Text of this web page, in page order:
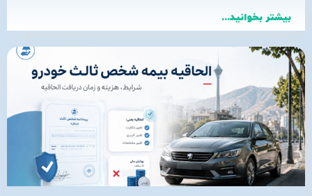
بیشتر بخوانید...